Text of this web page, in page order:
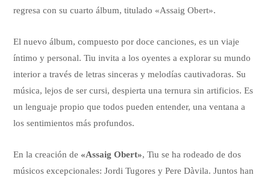
regresa con su cuarto álbum, titulado «Assaig Obert».
El nuevo álbum, compuesto por doce canciones, es un viaje
íntimo y personal. Tiu invita a los oyentes a explorar su mundo
interior a través de letras sinceras y melodías cautivadoras. Su
música, lejos de ser cursi, despierta una ternura sin artificios. Es
un lenguaje propio que todos pueden entender, una ventana a
los sentimientos más profundos.
En la creación de «Assaig Obert», Tiu se ha rodeado de dos
músicos excepcionales: Jordi Tugores y Pere Dàvila. Juntos han